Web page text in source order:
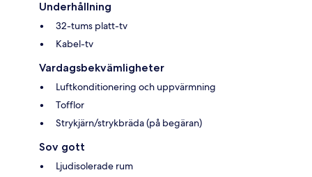
Underhållning
32-tums platt-tv
Kabel-tv
Vardagsbekvämligheter
Luftkonditionering och uppvärmning
Tofflor
Strykjärn/strykbräda (på begäran)
Sov gott
Ljudisolerade rum